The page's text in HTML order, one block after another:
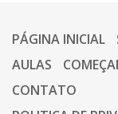
PÁGINA INICIAL
AULAS
CONTATO